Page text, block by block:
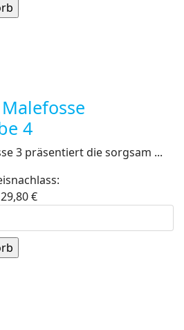
4
3 präsentiert die sorgsam ...
29,80 €